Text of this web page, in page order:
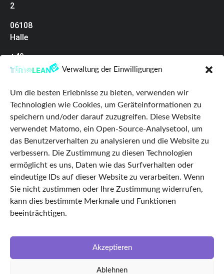
Verwaltung der Einwilligungen
Um die besten Erlebnisse zu bieten, verwenden wir
Technologien wie Cookies, um Geräteinformationen zu
speichern und/oder darauf zuzugreifen. Diese Website
verwendet Matomo, ein Open-Source-Analysetool, um
das Benutzerverhalten zu analysieren und die Website zu
verbessern. Die Zustimmung zu diesen Technologien
ermöglicht es uns, Daten wie das Surfverhalten oder
eindeutige IDs auf dieser Website zu verarbeiten. Wenn
Sie nicht zustimmen oder Ihre Zustimmung widerrufen,
kann dies bestimmte Merkmale und Funktionen
beeinträchtigen.
Akzeptieren
Ablehnen
2
06108
Halle
+49
(0)345
Datenschutz
Impressum
Cookie Policy
Startseite
Features
TimeLEAN Login
Über uns
Facebook